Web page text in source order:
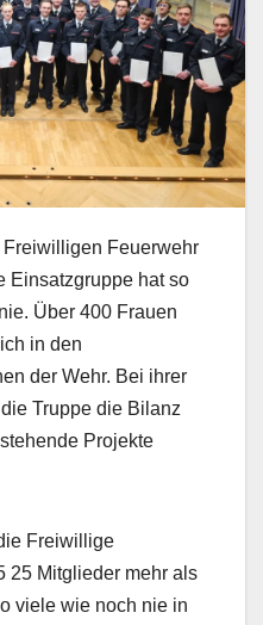
Feuerwehr
Einsatzgruppe hat so
Über 400 Frauen
in den
der Wehr. Bei ihrer
Truppe die Bilanz
Projekte
Freiwillige
25 Mitglieder mehr als
viele wie noch nie in